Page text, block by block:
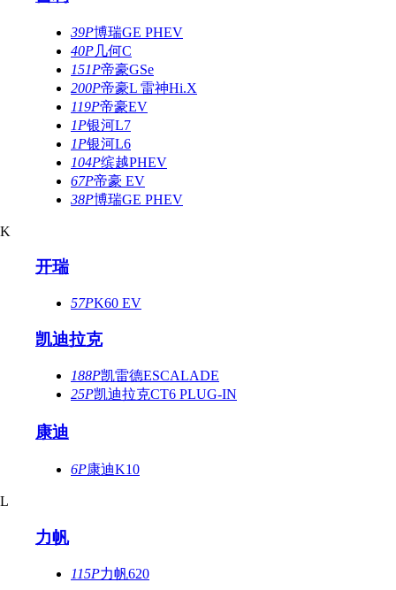
39P博瑞GE PHEV
40P几何C
151P帝豪GSe
200P帝豪L 雷神Hi.X
119P帝豪EV
1P银河L7
1P银河L6
104P缤越PHEV
67P帝豪 EV
38P博瑞GE PHEV
K
开瑞
57PK60 EV
凯迪拉克
188P凯雷德ESCALADE
25P凯迪拉克CT6 PLUG-IN
康迪
6P康迪K10
L
力帆
115P力帆620